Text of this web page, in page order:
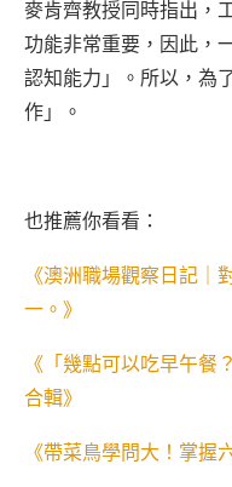
麥肯齊教授同時指出，
功能非常重要，因此，
認知能力」。所以，為
作」。
也推薦你看看：
《澳洲職場觀察日記｜
一。》
《「幾點可以吃早午餐
合輯》
《帶菜鳥學問大！掌握